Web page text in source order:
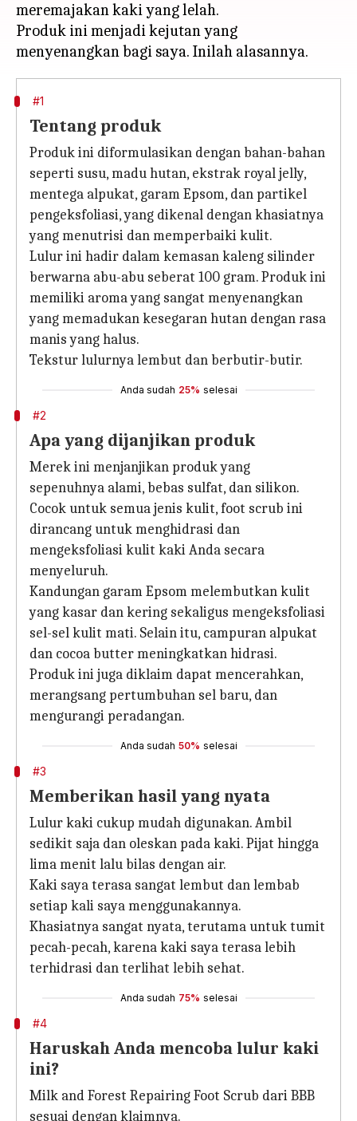
meremajakan kaki yang lelah.
Produk ini menjadi kejutan yang
#1
Tentang produk
Produk ini diformulasikan dengan bahan-bahan
seperti susu, madu hutan, ekstrak royal jelly,
mentega alpukat, garam Epsom, dan partikel
pengeksfoliasi, yang dikenal dengan khasiatnya
yang menutrisi dan memperbaiki kulit.
Lulur ini hadir dalam kemasan kaleng silinder
berwarna abu-abu seberat 100 gram. Produk ini
memiliki aroma yang sangat menyenangkan
yang memadukan kesegaran hutan dengan rasa
manis yang halus.
Tekstur lulurnya lembut dan berbutir-butir.
Anda sudah 25% selesai
#2
Apa yang dijanjikan produk
Merek ini menjanjikan produk yang
sepenuhnya alami, bebas sulfat, dan silikon.
Cocok untuk semua jenis kulit, foot scrub ini
dirancang untuk menghidrasi dan
mengeksfoliasi kulit kaki Anda secara
menyeluruh.
Kandungan garam Epsom melembutkan kulit
yang kasar dan kering sekaligus mengeksfoliasi
sel-sel kulit mati. Selain itu, campuran alpukat
dan cocoa butter meningkatkan hidrasi.
Produk ini juga diklaim dapat mencerahkan,
merangsang pertumbuhan sel baru, dan
mengurangi peradangan.
Anda sudah 50% selesai
#3
Memberikan hasil yang nyata
Lulur kaki cukup mudah digunakan. Ambil
sedikit saja dan oleskan pada kaki. Pijat hingga
lima menit lalu bilas dengan air.
Kaki saya terasa sangat lembut dan lembab
setiap kali saya menggunakannya.
Khasiatnya sangat nyata, terutama untuk tumit
pecah-pecah, karena kaki saya terasa lebih
terhidrasi dan terlihat lebih sehat.
Anda sudah 75% selesai
#4
Haruskah Anda mencoba lulur kaki
ini?
Milk and Forest Repairing Foot Scrub dari BBB
sesuai dengan klaimnya.